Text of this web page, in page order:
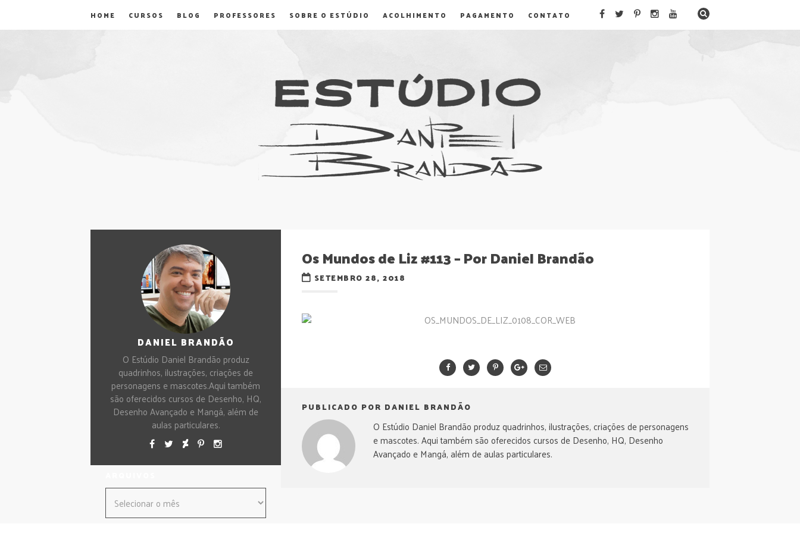
HOME CURSOS BLOG PROFESSORES SOBRE O ESTÚDIO ACOLHIMENTO PAGAMENTO CONTATO
Os Mundos de Liz #113 – Por Daniel Brandão
SETEMBRO 28, 2018
PUBLICADO POR DANIEL BRANDÃO
O Estúdio Daniel Brandão produz quadrinhos, ilustrações, criações de personagens
e mascotes. Aqui também são oferecidos cursos de Desenho, HQ, Desenho
Avançado e Mangá, além de aulas particulares.
DANIEL BRANDÃO
O Estúdio Daniel Brandão produz
quadrinhos, ilustrações, criações de
personagens e mascotes.Aqui também
são oferecidos cursos de Desenho, HQ,
Desenho Avançado e Mangá, além de
aulas particulares.